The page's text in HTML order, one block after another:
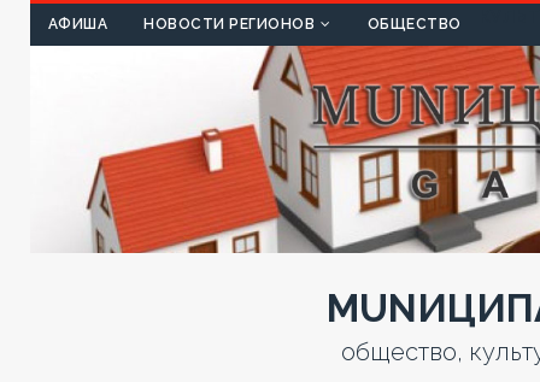
АФИША НОВОСТИ РЕГИОНОВ ОБЩЕСТВО
общество,